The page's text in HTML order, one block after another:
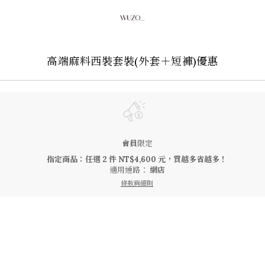
高端麻料西裝套裝(外套＋短褲)優惠
會員限定
指定商品：任選 2 件 NT$4,600 元，買越多省越多！
適用通路： 網店
條款與細則